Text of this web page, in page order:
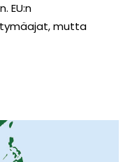
EU:n
mutta